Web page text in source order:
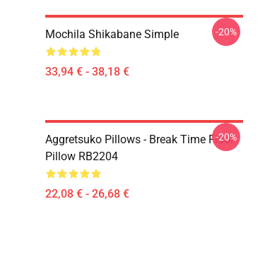
Mochila Shikabane Simple
33,94 € - 38,18 €
-20%
Aggretsuko Pillows - Break Time Floor
Pillow RB2204
22,08 € - 26,68 €
-20%